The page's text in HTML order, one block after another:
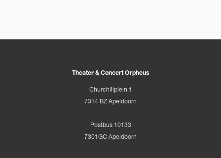
Theater & Concert Orpheus
Churchillplein 1
7314 BZ Apeldoorn
Postbus 10133
7301GC Apeldoorn